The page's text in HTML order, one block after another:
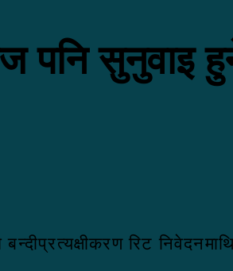
पनि सुनुवाइ
बन्दीप्रत्यक्षीकरण रिट